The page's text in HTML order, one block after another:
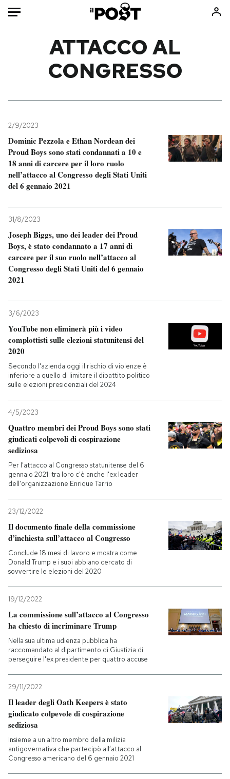
Mondo
Tecnologia
Internet
Scienza
Cultura
Economia
Libri
Ok Boomer!
Europa
PODCAST
NEWSLETTER
I MIEI PREFERITI
SHOP
CALENDARIO
Entra
ATTACCO AL
CONGRESSO
2/9/2023
Dominic Pezzola e Ethan Nordean dei
Proud Boys sono stati condannati a 10 e
18 anni di carcere per il loro ruolo
nell’attacco al Congresso degli Stati Uniti
del 6 gennaio 2021
31/8/2023
Joseph Biggs, uno dei leader dei Proud
Boys, è stato condannato a 17 anni di
carcere per il suo ruolo nell’attacco al
Congresso degli Stati Uniti del 6 gennaio
2021
3/6/2023
YouTube non eliminerà più i video
complottisti sulle elezioni statunitensi del
2020
Secondo l'azienda oggi il rischio di violenze è
inferiore a quello di limitare il dibattito politico
sulle elezioni presidenziali del 2024
4/5/2023
Quattro membri dei Proud Boys sono stati
giudicati colpevoli di cospirazione
sediziosa
Per l'attacco al Congresso statunitense del 6
gennaio 2021: tra loro c'è anche l'ex leader
dell'organizzazione Enrique Tarrio
23/12/2022
Il documento finale della commissione
d’inchiesta sull’attacco al Congresso
Conclude 18 mesi di lavoro e mostra come
Donald Trump e i suoi abbiano cercato di
sovvertire le elezioni del 2020
19/12/2022
La commissione sull’attacco al Congresso
ha chiesto di incriminare Trump
Nella sua ultima udienza pubblica ha
raccomandato al dipartimento di Giustizia di
perseguire l'ex presidente per quattro accuse
29/11/2022
Il leader degli Oath Keepers è stato
giudicato colpevole di cospirazione
sediziosa
Insieme a un altro membro della milizia
antigovernativa che partecipò all’attacco al
Congresso americano del 6 gennaio 2021